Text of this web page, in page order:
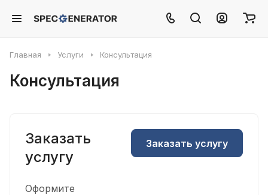
Главная Услуги Консультация
Консультация
Заказать
услугу
Оформите
Заказать услугу